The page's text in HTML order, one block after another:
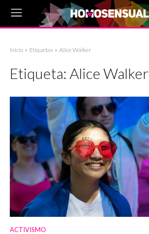
Inicio Etiquetas Alice Walker
Etiqueta: Alice Walker
ACTIVISMO